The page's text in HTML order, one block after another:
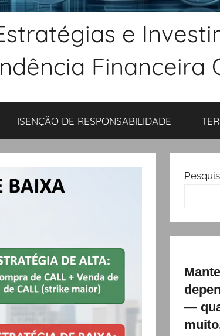
e
Financeira
ISENÇÃO DE RESPONSABILIDADE
—